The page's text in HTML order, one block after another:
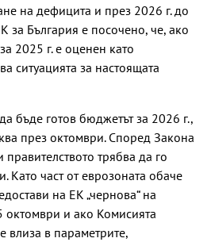
на дефицита и през 2026 г. до
за България е посочено, че, ако
2025 г. е оценен като
ситуацията за настоящата
бъде готов бюджетът за 2026 г.,
през октомври. Според Закона
трябва да го
Като част от еврозоната обаче
на ЕК „чернова“ на
и ако Комисията
влиза в параметрите,